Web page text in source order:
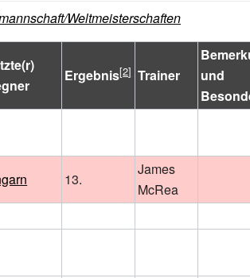
Weltmeisterschaften
Ergebnis Trainer
und
13.
James
McRea